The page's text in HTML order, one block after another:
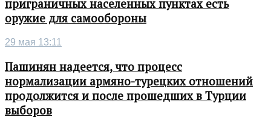
приграничных населенных пунктах есть
оружие для самообороны
29 мая 13:11
Пашинян надеется, что процесс
нормализации армяно-турецких отношений
продолжится и после прошедших в Турции
выборов